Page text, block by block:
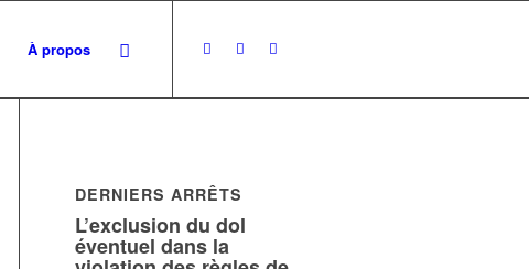
À propos
DERNIERS ARRÊTS
L’exclusion du dol
éventuel dans la